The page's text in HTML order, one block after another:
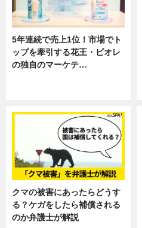
5年連続で売上1位！市場でト
ップを牽引する花王・ビオレ
の独自のマーケテ…
クマの被害にあったらどうす
る？ケガをしたら補償される
のか弁護士が解説